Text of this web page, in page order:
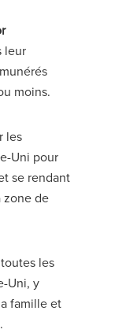
leur
moins.
les
Uni pour
se rendant
zone de
les
Uni, y
famille et